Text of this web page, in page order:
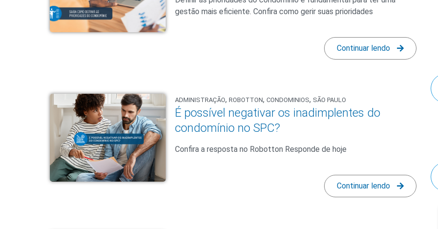
gestão mais eficiente. Confira como gerir suas prioridades
Continuar lendo
ADMINISTRAÇÃO,ROBOTTON,CONDOMINIOS, SÃO PAULO
É possível negativar os inadimplentes do
condomínio no SPC?
Confira a resposta no Robotton Responde de hoje
Continuar lendo